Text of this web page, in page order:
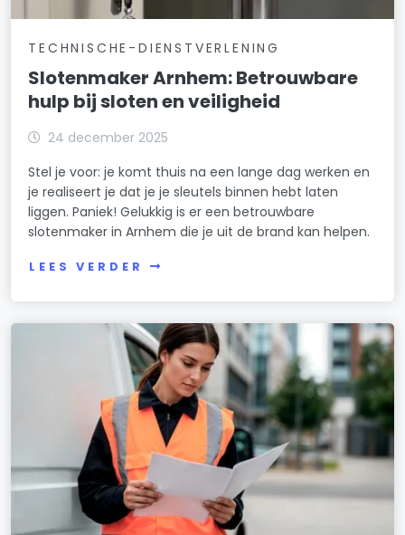
TECHNISCHE-DIENSTVERLENING
Slotenmaker Arnhem: Betrouwbare
hulp bij sloten en veiligheid
24 december 2025
Stel je voor: je komt thuis na een lange dag werken en
je realiseert je dat je je sleutels binnen hebt laten
liggen. Paniek! Gelukkig is er een betrouwbare
slotenmaker in Arnhem die je uit de brand kan helpen.
LEES VERDER